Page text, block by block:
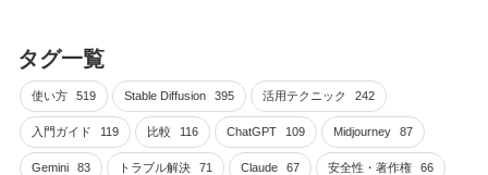
タグ一覧
使い方 519 Stable Diffusion 395 活用テクニック 242
入門ガイド 119 比較 116 ChatGPT 109 Midjourney 87
Gemini 83 トラブル解決 71 Claude 67 安全性・著作権 66